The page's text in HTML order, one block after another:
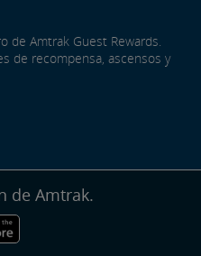
de Amtrak Guest Rewards.
de recompensa, ascensos y
de Amtrak.